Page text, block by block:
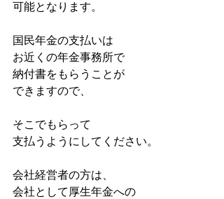
可能となります。
国民年金の支払いは
お近くの年金事務所で
納付書をもらうことが
できますので、
そこでもらって
支払うようにしてください。
会社経営者の方は、
会社として厚生年金への